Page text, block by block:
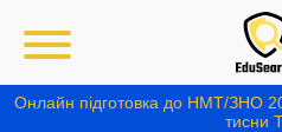
Онлайн підготовка до НМТ/ЗНО
тисни